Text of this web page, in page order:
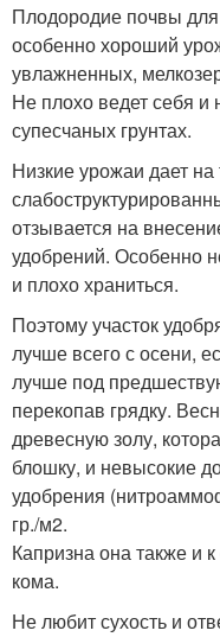
Плодородие почвы
особенно хороший
увлажненных,
Не плохо ведет себя и
супесчаных грунтах.
Низкие урожаи дает
отзывается на
удобрений. Особенно
и плохо храниться.
Поэтому участок
лучше всего с осени,
лучше под
перекопав грядку.
древесную золу,
блошку, и невысокие
удобрения
гр./м2.
Капризна она также и
кома.
Не любит сухость и